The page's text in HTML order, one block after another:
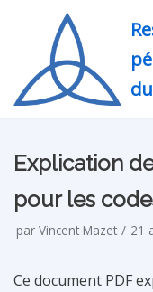
contenu
Explication
pour les
par Vincent Mazet 21
Ce document PDF